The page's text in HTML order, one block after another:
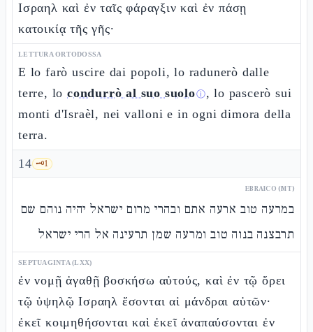
Ισραηλ καὶ ἐν ταῖς φάραγξιν καὶ ἐν πάσῃ
κατοικίᾳ τῆς γῆς·
LETTURA ORTODOSSA
E lo farò uscire dai popoli, lo radunerò dalle
terre, lo condurrò al suo suoloⓘ, lo pascerò sui
monti d'Israèl, nei valloni e in ogni dimora della
terra.
14 🗝️1
EBRAICO (MT)
במרעה טוב ארעה אתם ובהרי מרום ישראל יהיה נוהם שם
תרבצנה בנוה טוב ומרעה שמן תרעינה אל הרי ישראל
SEPTUAGINTA (LXX)
ἐν νομῇ ἀγαθῇ βοσκήσω αὐτούς, καὶ ἐν τῷ ὄρει
τῷ ὑψηλῷ Ισραηλ ἔσονται αἱ μάνδραι αὐτῶν·
ἐκεῖ κοιμηθήσονται καὶ ἐκεῖ ἀναπαύσονται ἐν